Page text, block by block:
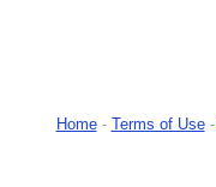
Home- Terms of Use-